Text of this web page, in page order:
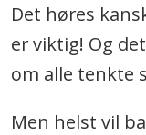
Det høres
er viktig! Og
om alle tenkte
Men helst vil